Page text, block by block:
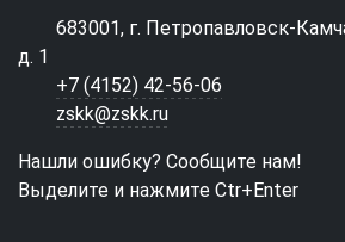
683001, г. Петропавловск-
д. 1
+7 (4152) 42-56-06
zskk@zskk.ru
Нашли ошибку? Сообщите нам!
Выделите и нажмите Ctr+Enter